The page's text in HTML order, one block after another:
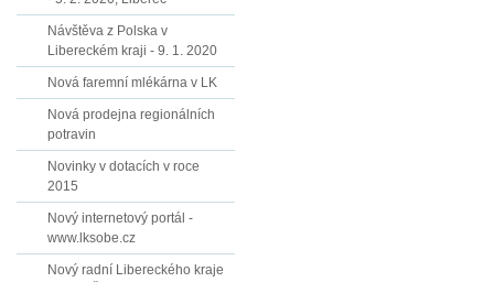
Návštěva z Polska v
Libereckém kraji - 9. 1. 2020
Nová faremní mlékárna v LK
Nová prodejna regionálních
potravin
Novinky v dotacích v roce
2015
Nový internetový portál -
www.lksobe.cz
Nový radní Libereckého kraje